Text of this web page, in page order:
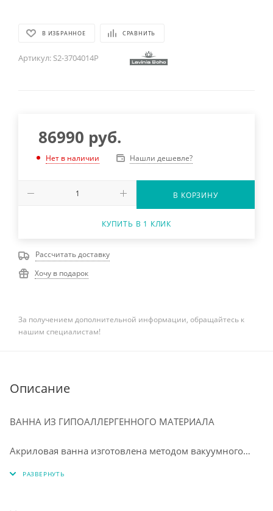
В ИЗБРАННОЕ СРАВНИТЬ
Артикул: S2-3704014P
86990 руб.
Нет в наличии Нашли дешевле?
В КОРЗИНУ
КУПИТЬ В 1 КЛИК
Рассчитать доставку
Хочу в подарок
За получением дополнительной информации, обращайтесь к
нашим специалистам!
Описание
ВАННА ИЗ ГИПОАЛЛЕРГЕННОГО МАТЕРИАЛА
Акриловая ванна изготовлена методом вакуумного
акрилового листа ПММА. Технология производства